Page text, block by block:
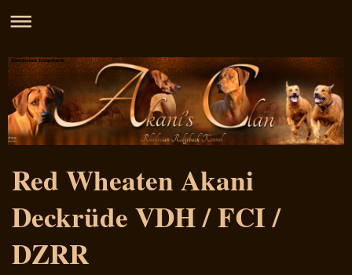
Rhodesian Ridgeback
Red Wheaten Akani
Deckrüde VDH / FCI /
DZRR